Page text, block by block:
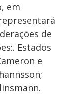
em
de
Estados
e